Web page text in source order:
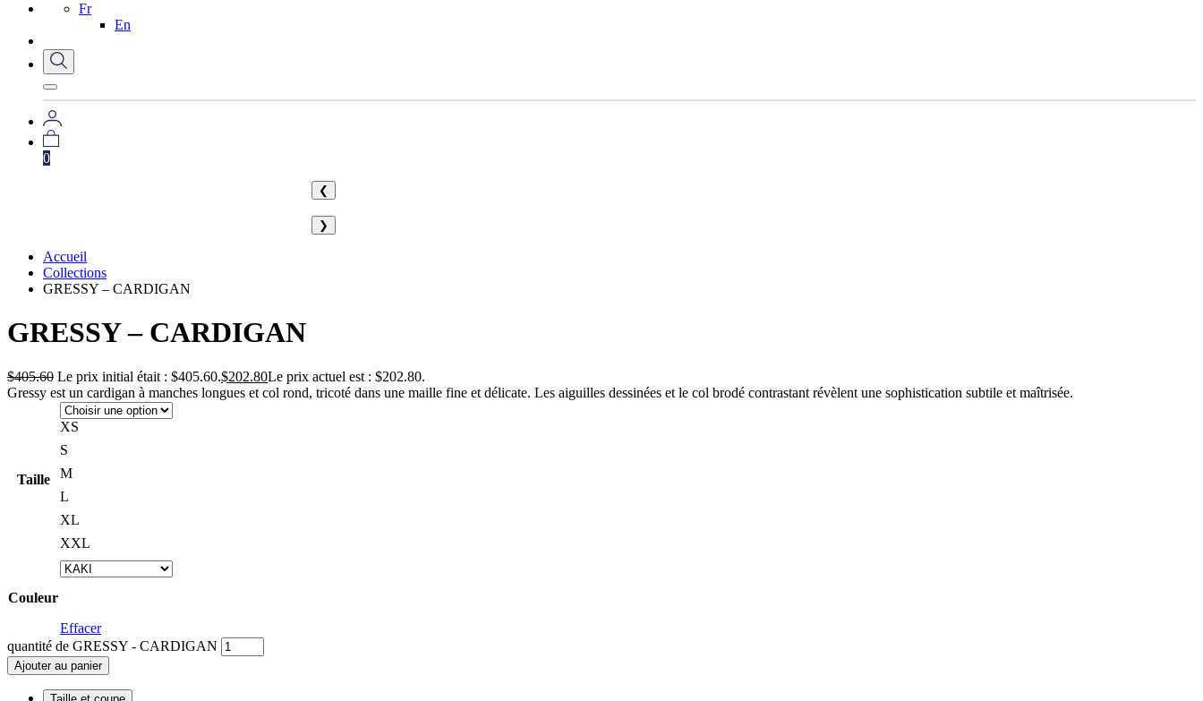
Fr
En
0
❮
❯
Accueil
Collections
GRESSY – CARDIGAN
GRESSY – CARDIGAN
$405.60 Le prix initial était : $405.60.$202.80Le prix actuel est : $202.80.
Gressy est un cardigan à manches longues et col rond, tricoté dans une maille fine et délicate. Les aiguilles dessinées et le col brodé contrastant révèlent une sophistication subtile et maîtrisée.
Taille
XS
S
M
L
XL
XXL
Couleur
Effacer
quantité de GRESSY - CARDIGAN
Ajouter au panier